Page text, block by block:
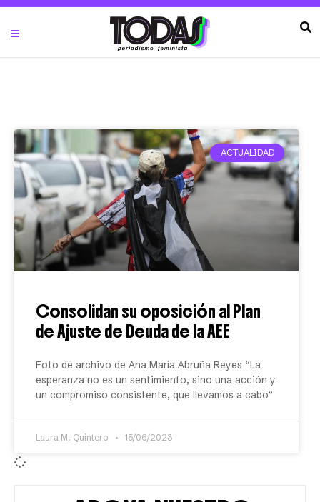
ACTUALIDAD
Consolidan su oposición al Plan
de Ajuste de Deuda de la AEE
Foto de archivo de Ana María Abruña Reyes “La
esperanza no es un sentimiento, sino una acción y
un compromiso consistente, que llevamos a cabo”
Laura M. Quintero 15/06/2023